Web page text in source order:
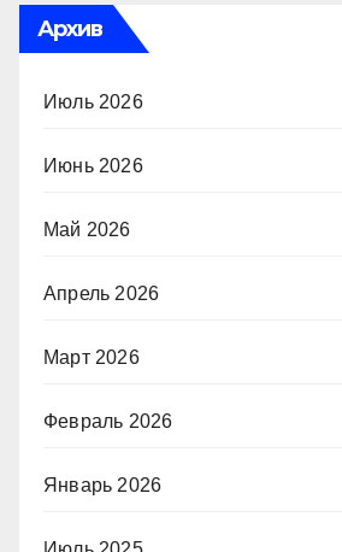
Архив
Июль 2026
Июнь 2026
Май 2026
Апрель 2026
Март 2026
Февраль 2026
Январь 2026